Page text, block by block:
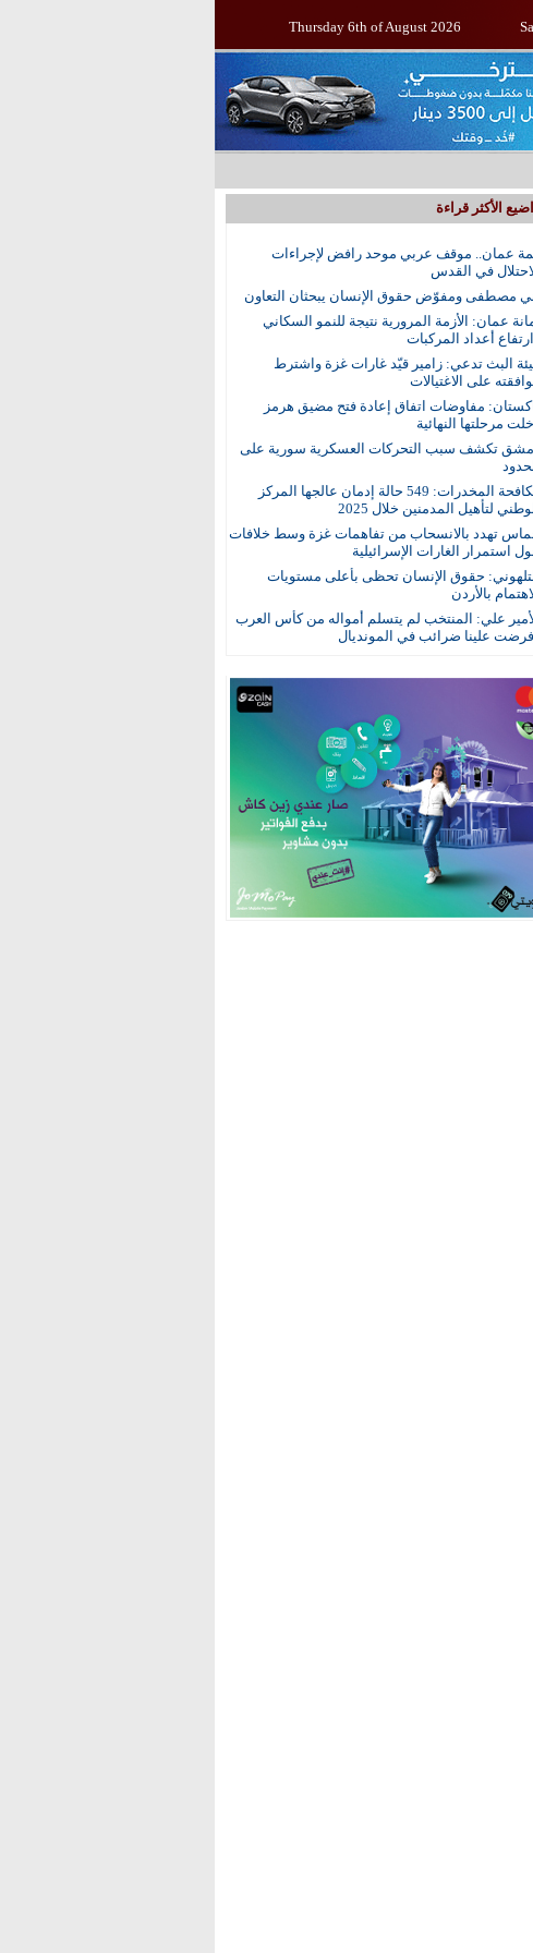
Thursday 6th of August 2026
الأكثر قراءة
عمان.. موقف عربي موحد رافض لإجراءات
في القدس
مصطفى ومفوّض حقوق الإنسان يبحثان التعاون
عمان: الأزمة المرورية نتيجة للنمو السكاني
أعداد المركبات
البث تدعي: زامير قيّد غارات غزة واشترط
على الاغتيالات
مفاوضات اتفاق إعادة فتح مضيق هرمز
مرحلتها النهائية
تكشف سبب التحركات العسكرية سورية على
مكافحة المخدرات: 549 حالة إدمان عالجها المركز
لتأهيل المدمنين خلال 2025
تهدد بالانسحاب من تفاهمات غزة وسط خلافات
استمرار الغارات الإسرائيلية
حقوق الإنسان تحظى بأعلى مستويات
بالأردن
علي: المنتخب لم يتسلم أمواله من كأس العرب
علينا ضرائب في المونديال